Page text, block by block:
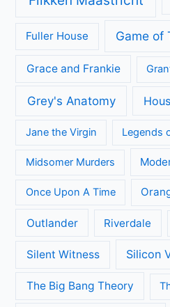
Fuller House Game of
Grace and Frankie
Grey's Anatomy
Jane the Virgin Legends
Midsomer Murders
Once Upon A Time
Outlander Riverdale
Silent Witness Silicon
The Big Bang Theory